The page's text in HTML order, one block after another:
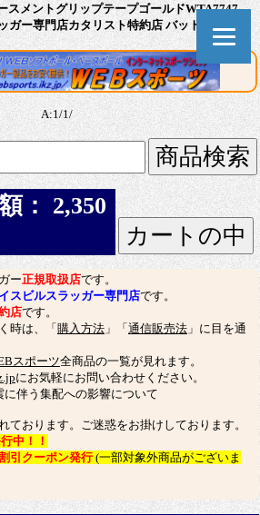
メントグリップテープゴールドWTA7747
ー専門店カタリスト特約店 バット通販なら
A:1/1/
： 2,350
ー正規取扱店です。
スビルスラッガー専門店です。
店です。
時は、「購入方法 」「通信販売法 」に目を通
スポーツ全商品の一覧が見れます。
にお気軽にお問い合わせください。
に伴う集配への影響について
ております。ご迷惑をお掛けしております。
中！！
引クーポン発行(一部対象外商品がございま